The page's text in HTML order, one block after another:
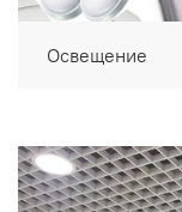
Освещение